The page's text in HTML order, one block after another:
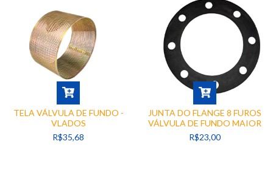
TELA VÁLVULA DE FUNDO -
VLADOS
R$35,68
JUNTA DO FLANGE 8 FUROS
VÁLVULA DE FUNDO MAIOR
R$23,00